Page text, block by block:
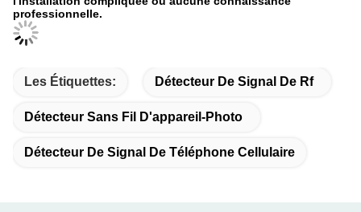
professionnelle.
Les Étiquettes: Détecteur De Signal De Rf
Détecteur Sans Fil D'appareil-Photo
Détecteur De Signal De Téléphone Cellulaire